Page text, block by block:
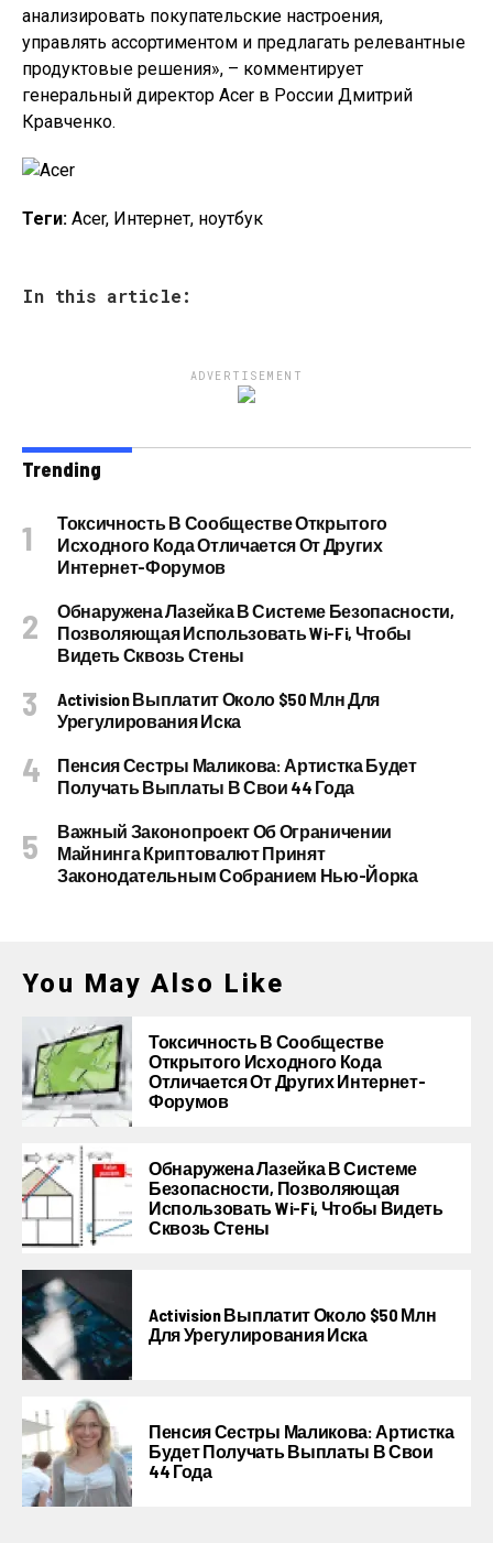
анализировать покупательские настроения,
управлять ассортиментом и предлагать релевантные
продуктовые решения», – комментирует
генеральный директор Acer в России Дмитрий
Кравченко.
Теги: Acer, Интернет, ноутбук
In this article:
ADVERTISEMENT
Trending
Токсичность В Сообществе Открытого
Исходного Кода Отличается От Других
Интернет-Форумов
Обнаружена Лазейка В Системе Безопасности,
Позволяющая Использовать Wi-Fi, Чтобы
Видеть Сквозь Стены
Activision Выплатит Около $50 Млн Для
Урегулирования Иска
Пенсия Сестры Маликова: Артистка Будет
Получать Выплаты В Свои 44 Года
Важный Законопроект Об Ограничении
Майнинга Криптовалют Принят
Законодательным Собранием Нью-Йорка
You May Also Like
Токсичность В Сообществе
Открытого Исходного Кода
Отличается От Других Интернет-
Форумов
Обнаружена Лазейка В Системе
Безопасности, Позволяющая
Использовать Wi-Fi, Чтобы Видеть
Сквозь Стены
Activision Выплатит Около $50 Млн
Для Урегулирования Иска
Пенсия Сестры Маликова: Артистка
Будет Получать Выплаты В Свои
44 Года